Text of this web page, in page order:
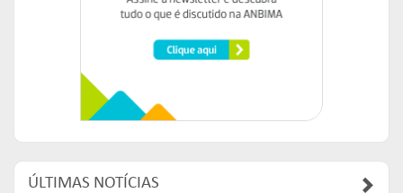
ÚLTIMAS NOTÍCIAS